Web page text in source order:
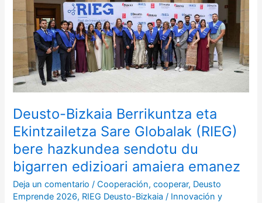
Deusto-Bizkaia Berrikuntza eta
Ekintzailetza Sare Globalak (RIEG)
bere hazkundea sendotu du
bigarren edizioari amaiera emanez
Deja un comentario /Cooperación,cooperar, Deusto
Emprende 2026, RIEG Deusto-Bizkaia / Innovación y
Berrikuntza
eta
Ekintzailetza
Sare
Globalak
(RIEG)
bere
hazkundea
sendotu
du
bigarren
edizioari
amaiera
emanez